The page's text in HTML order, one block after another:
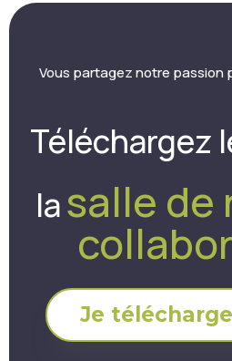
Vous partagez notre passion
Téléchargez
lasalle de
Je